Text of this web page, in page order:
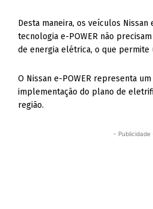
Desta maneira, os veículos Nissan
tecnologia e-POWER não
de energia elétrica, o que permite
O Nissan e-POWER representa
implementação do plano de
região.
- Publicidade